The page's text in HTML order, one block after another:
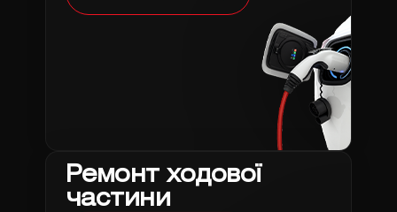
Ремонт ходової
частини